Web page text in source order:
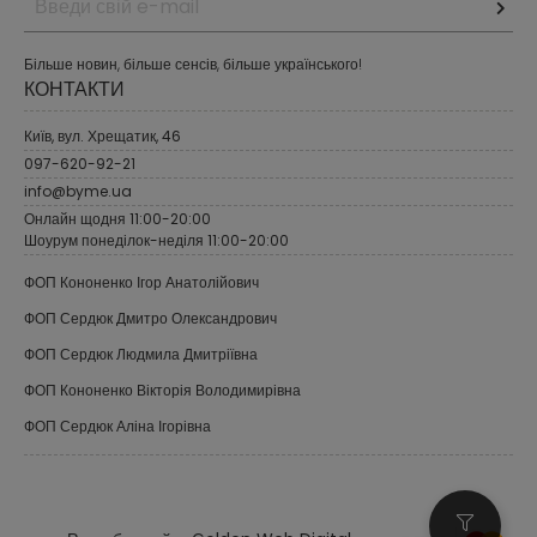
Більше новин, більше сенсів, більше українського!
КОНТАКТИ
Київ, вул. Хрещатик, 46
097-620-92-21
info@byme.ua
Онлайн щодня 11:00-20:00
Шоурум понеділок-неділя 11:00-20:00
ФОП Кононенко Ігор Анатолійович
ФОП Сердюк Дмитро Олександрович
ФОП Сердюк Людмила Дмитріївна
ФОП Кононенко Вікторія Володимирівна
ФОП Сердюк Аліна Ігорівна